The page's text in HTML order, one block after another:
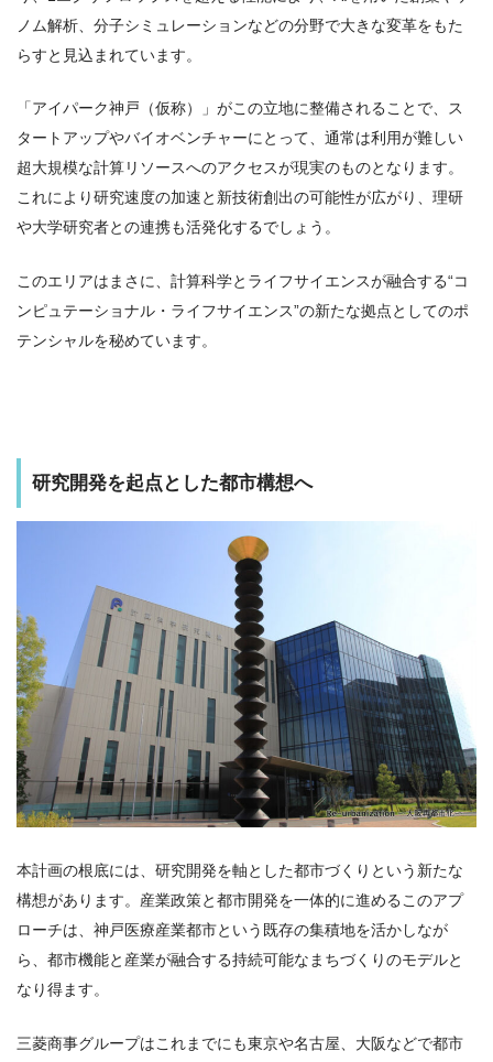
ノム解析、分子シミュレーションなどの分野で大きな変革をもた
らすと見込まれています。
「アイパーク神戸（仮称）」がこの立地に整備されることで、ス
タートアップやバイオベンチャーにとって、通常は利用が難しい
超大規模な計算リソースへのアクセスが現実のものとなります。
これにより研究速度の加速と新技術創出の可能性が広がり、理研
や大学研究者との連携も活発化するでしょう。
このエリアはまさに、計算科学とライフサイエンスが融合する“コ
ンピュテーショナル・ライフサイエンス”の新たな拠点としてのポ
テンシャルを秘めています。
研究開発を起点とした都市構想へ
本計画の根底には、研究開発を軸とした都市づくりという新たな
構想があります。産業政策と都市開発を一体的に進めるこのアプ
ローチは、神戸医療産業都市という既存の集積地を活かしなが
ら、都市機能と産業が融合する持続可能なまちづくりのモデルと
なり得ます。
三菱商事グループはこれまでにも東京や名古屋、大阪などで都市